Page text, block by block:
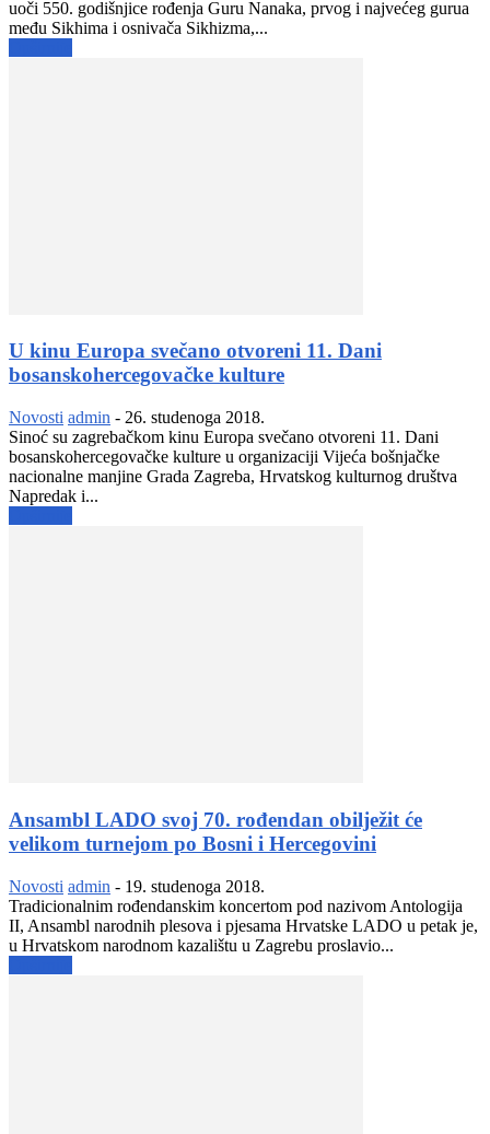
uoči 550. godišnjice rođenja Guru Nanaka, prvog i najvećeg gurua
među Sikhima i osnivača Sikhizma,...
U kinu Europa svečano otvoreni 11. Dani
bosanskohercegovačke kulture
Novosti admin - 26. studenoga 2018.
Sinoć su zagrebačkom kinu Europa svečano otvoreni 11. Dani
bosanskohercegovačke kulture u organizaciji Vijeća bošnjačke
nacionalne manjine Grada Zagreba, Hrvatskog kulturnog društva
Napredak i...
Ansambl LADO svoj 70. rođendan obilježit će
velikom turnejom po Bosni i Hercegovini
Novosti admin - 19. studenoga 2018.
Tradicionalnim rođendanskim koncertom pod nazivom Antologija
II, Ansambl narodnih plesova i pjesama Hrvatske LADO u petak je,
u Hrvatskom narodnom kazalištu u Zagrebu proslavio...